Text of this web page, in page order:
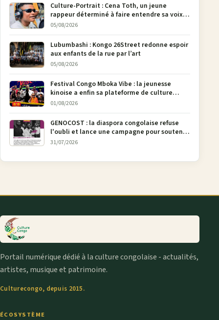
Culture-Portrait : Cena Toth, un jeune
rappeur déterminé à faire entendre sa voix à
Bunia
05/08/2026
Lubumbashi : Kongo 26Street redonne espoir
aux enfants de la rue par l’art
05/08/2026
Festival Congo Mboka Vibe : la jeunesse
kinoise a enfin sa plateforme de culture
urbaine
01/08/2026
GENOCOST : la diaspora congolaise refuse
l'oubli et lance une campagne pour soutenir
la pétition FONAREV depuis Bruxelles
31/07/2026
Portail numérique dédié à la culture congolaise - actualités,
artistes, musique et patrimoine.
Culturecongo, depuis 2015.
ÉCOSYSTÈME